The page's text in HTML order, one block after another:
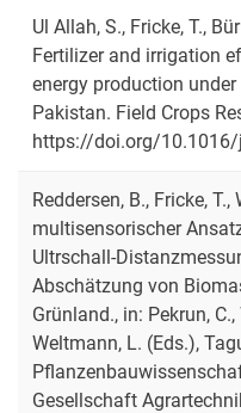
Ul Allah, S., Fricke, T.,
Fertilizer and irrigation
energy production
Pakistan. Field Crops
https://doi.org/10.1016/
Reddersen, B., Fricke,
multisensorischer
Ultrschall-
Abschätzung von
Grünland., in: Pekrun,
Weltmann, L. (Eds.),
Gesellschaft